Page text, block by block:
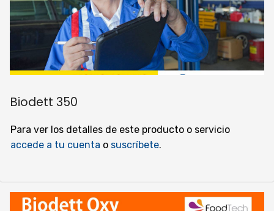
Biodett 350
Para ver los detalles de este producto o servicio
accede a tu cuenta o suscríbete.